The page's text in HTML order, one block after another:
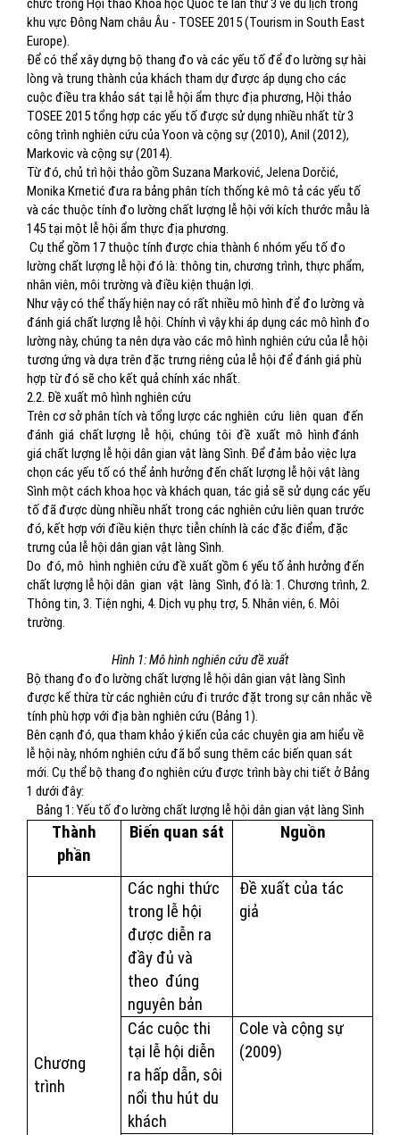
chức trong Hội thảo Khoa học Quốc tế lần thứ 3 về du lịch trong
khu vực Đông Nam châu Âu - TOSEE 2015 (Tourism in South East
Europe).
Để có thể xây dựng bộ thang đo và các yếu tố để đo lường sự hài
lòng và trung thành của khách tham dự được áp dụng cho các
cuộc điều tra khảo sát tại lễ hội ẩm thực địa phương, Hội thảo
TOSEE 2015 tổng hợp các yếu tố được sử dụng nhiều nhất từ 3
công trình nghiên cứu của Yoon và cộng sự (2010), Anil (2012),
Markovic và cộng sự (2014).
Từ đó, chủ trì hội thảo gồm Suzana Marković, Jelena Dorčić,
Monika Krnetić đưa ra bảng phân tích thống kê mô tả các yếu tố
và các thuộc tính đo lường chất lượng lễ hội với kích thước mẫu là
145 tại một lễ hội ẩm thực địa phương.
Cụ thể gồm 17 thuộc tính được chia thành 6 nhóm yếu tố đo
lường chất lượng lễ hội đó là: thông tin, chương trình, thực phẩm,
nhân viên, môi trường và điều kiện thuận lợi.
Như vậy có thể thấy hiện nay có rất nhiều mô hình để đo lường và
đánh giá chất lượng lễ hội. Chính vì vậy khi áp dụng các mô hình đo
lường này, chúng ta nên dựa vào các mô hình nghiên cứu của lễ hội
tương ứng và dựa trên đặc trưng riêng của lễ hội để đánh giá phù
hợp từ đó sẽ cho kết quả chính xác nhất.
2.2. Đề xuất mô hình nghiên cứu
Trên cơ sở phân tích và tổng lược các nghiên cứu liên quan đến
đánh giá chất lượng lễ hội, chúng tôi đề xuất mô hình đánh
giá chất lượng lễ hội dân gian vật làng Sình. Để đảm bảo việc lựa
chọn các yếu tố có thể ảnh hưởng đến chất lượng lễ hội vật làng
Sình một cách khoa học và khách quan, tác giả sẽ sử dụng các yếu
tố đã được dùng nhiều nhất trong các nghiên cứu liên quan trước
đó, kết hợp với điều kiện thực tiễn chính là các đặc điểm, đặc
trưng của lễ hội dân gian vật làng Sình.
Do đó, mô hình nghiên cứu đề xuất gồm 6 yếu tố ảnh hưởng đến
chất lượng lễ hội dân gian vật làng Sình, đó là: 1. Chương trình, 2.
Thông tin, 3. Tiện nghi, 4. Dịch vụ phụ trợ, 5. Nhân viên, 6. Môi
trường.
Hình 1: Mô hình nghiên cứu đề xuất
Bộ thang đo đo lường chất lượng lễ hội dân gian vật làng Sình
được kế thừa từ các nghiên cứu đi trước đặt trong sự cân nhắc về
tính phù hợp với địa bàn nghiên cứu (Bảng 1).
Bên cạnh đó, qua tham khảo ý kiến của các chuyên gia am hiểu về
lễ hội này, nhóm nghiên cứu đã bổ sung thêm các biến quan sát
mới. Cụ thể bộ thang đo nghiên cứu được trình bày chi tiết ở Bảng
1 dưới đây:
Bảng 1: Yếu tố đo lường chất lượng lễ hội dân gian vật làng Sình
Thành
phần
Biến quan sát Nguồn
Chương
trình
Các nghi thức
trong lễ hội
được diễn ra
đầy đủ và
theo đúng
nguyên bản
Đề xuất của tác
giả
Các cuộc thi
tại lễ hội diễn
ra hấp dẫn, sôi
nổi thu hút du
khách
Cole và cộng sự
(2009)